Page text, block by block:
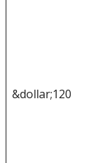
&dollar;120,683